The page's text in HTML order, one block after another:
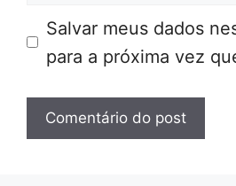
Salvar meus dados
para a próxima vez